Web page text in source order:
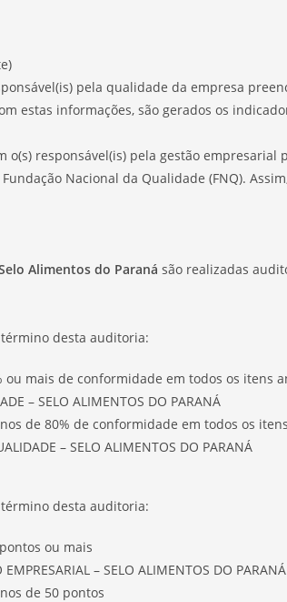
pela qualidade da empresa
estas informações, são gerados os
o(s) responsável(is) pela gestão
Nacional da Qualidade (FNQ).
Alimentos do Paraná são realizadas
desta auditoria:
ou mais de conformidade em todos os itens
– SELO ALIMENTOS DO PARANÁ
de 80% de conformidade em todos os
– SELO ALIMENTOS DO PARANÁ
desta auditoria:
ou mais
EMPRESARIAL – SELO ALIMENTOS DO PARANÁ
de 50 pontos